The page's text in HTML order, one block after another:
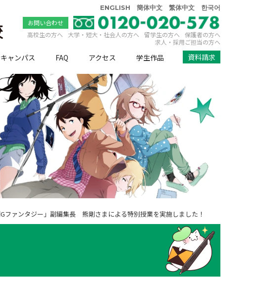
ENGLISH 簡体中文 繁体中文 한국어
お問い合わせ
高校生の方へ
大学・短大・社会人の方へ 留学生の方へ
保護者の方へ
求人・採用ご担当の方へ
ャンパス FAQ アクセス 学生作品 資料請求
ファンタジー」副編集長 熊剛さまによる特別授業を実施しました！